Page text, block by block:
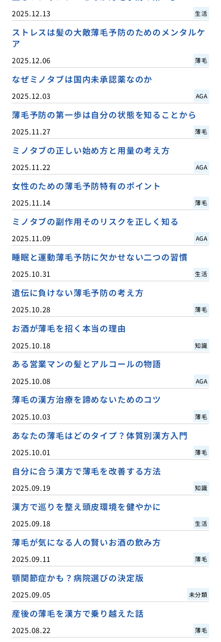
2025.12.13 生活
ストレスは髪の大敵薄毛予防のためのメンタルケ
ア
2025.12.06 薄毛
なぜミノタブは国内未承認薬なのか
2025.12.03 AGA
薄毛予防の第一歩は自分の状態を知ることから
2025.11.27 薄毛
ミノタブの正しい始め方と用量の考え方
2025.11.22 AGA
女性のための薄毛予防特有のポイント
2025.11.14 薄毛
ミノタブの副作用そのリスクを正しく知る
2025.11.09 AGA
睡眠と運動薄毛予防に欠かせない二つの習慣
2025.10.31 生活
遺伝に負けない薄毛予防の考え方
2025.10.28 薄毛
お酒が薄毛を招く本当の理由
2025.10.18 知識
ある営業マンの髪とアルコールの物語
2025.10.08 AGA
薄毛の漢方治療を諦めないためのコツ
2025.10.03 薄毛
あなたの薄毛はどのタイプ？体質別漢方入門
2025.10.01 薄毛
自分に合う漢方で薄毛を改善する方法
2025.09.19 知識
漢方で巡りを整え頭皮環境を健やかに
2025.09.18 生活
薄毛が気になる人の賢いお酒の飲み方
2025.09.11 薄毛
顎関節症かも？病院選びの決定版
2025.09.05 未分類
産後の薄毛を漢方で乗り越えた話
2025.08.22 薄毛